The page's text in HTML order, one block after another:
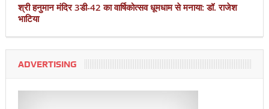
श्री हनुमान मंदिर 3डी-42 का वार्षिकोत्सव धूमधाम से मनाया: डॉ. राजेश
भाटिया
ADVERTISING